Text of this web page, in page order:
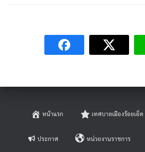
หน้าแรก เทศบาลเมืองร้อยเอ็ด
ประกาศ หน่วยงานราชการ